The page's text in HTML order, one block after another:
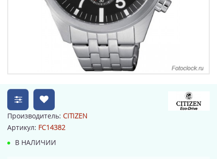
Производитель: CITIZEN
Артикул: FC14382
В НАЛИЧИИ